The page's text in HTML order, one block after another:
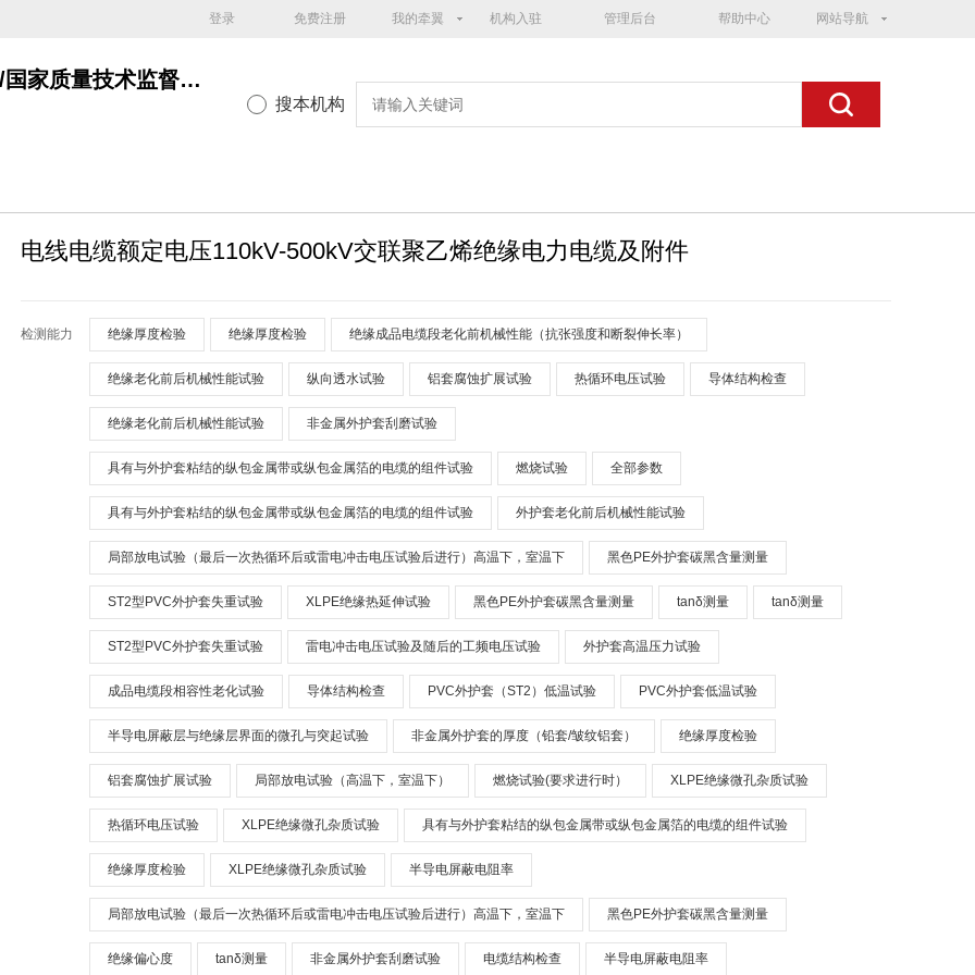
登录 免费注册 我的牵翼 机构入驻 管理后台 帮助中心 网站导航
广东产品质量监督检验研究院/国家质量技术监督局广州电气安全检验所广东产品质检院
搜本机构
电线电缆额定电压110kV-500kV交联聚乙烯绝缘电力电缆及附件
检测能力 绝缘厚度检验 绝缘厚度检验 绝缘成品电缆段老化前机械性能（抗张强度和断裂伸长率）
绝缘老化前后机械性能试验 纵向透水试验 铝套腐蚀扩展试验 热循环电压试验 导体结构检查
绝缘老化前后机械性能试验 非金属外护套刮磨试验
具有与外护套粘结的纵包金属带或纵包金属箔的电缆的组件试验 燃烧试验 全部参数
具有与外护套粘结的纵包金属带或纵包金属箔的电缆的组件试验 外护套老化前后机械性能试验
局部放电试验（最后一次热循环后或雷电冲击电压试验后进行）高温下，室温下 黑色PE外护套碳黑含量测量
ST2型PVC外护套失重试验 XLPE绝缘热延伸试验 黑色PE外护套碳黑含量测量 tanδ测量 tanδ测量
ST2型PVC外护套失重试验 雷电冲击电压试验及随后的工频电压试验 外护套高温压力试验
成品电缆段相容性老化试验 导体结构检查 PVC外护套（ST2）低温试验 PVC外护套低温试验
半导电屏蔽层与绝缘层界面的微孔与突起试验 非金属外护套的厚度（铅套/皱纹铝套） 绝缘厚度检验
铝套腐蚀扩展试验 局部放电试验（高温下，室温下） 燃烧试验(要求进行时） XLPE绝缘微孔杂质试验
热循环电压试验 XLPE绝缘微孔杂质试验 具有与外护套粘结的纵包金属带或纵包金属箔的电缆的组件试验
绝缘厚度检验 XLPE绝缘微孔杂质试验 半导电屏蔽电阻率
局部放电试验（最后一次热循环后或雷电冲击电压试验后进行）高温下，室温下 黑色PE外护套碳黑含量测量
绝缘偏心度 tanδ测量 非金属外护套刮磨试验 电缆结构检查 半导电屏蔽电阻率